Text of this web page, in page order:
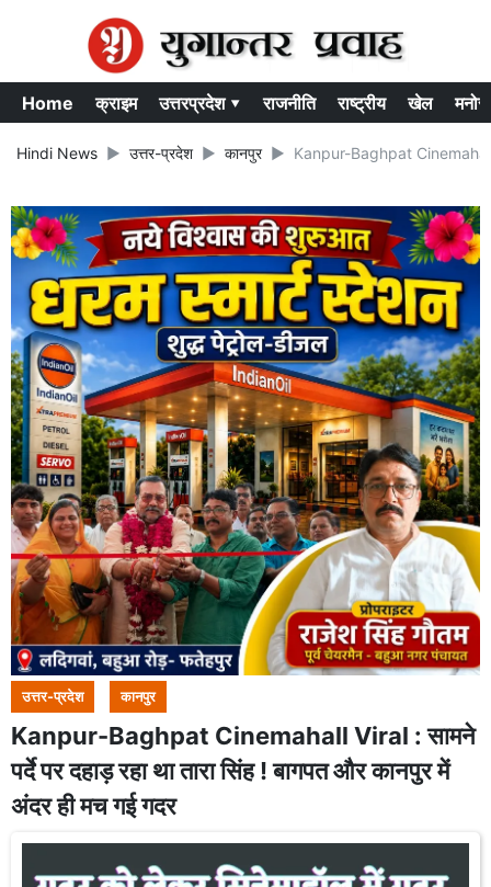
Home क्राइम उत्तरप्रदेश ▾ राजनीति राष्ट्रीय खेल
Hindi News उत्तर-प्रदेश कानपुर Kanpur-Baghpat Cinemahall
उत्तर-प्रदेश कानपुर
Kanpur-Baghpat Cinemahall Viral : सामने
पर्दे पर दहाड़ रहा था तारा सिंह ! बागपत और कानपुर में
अंदर ही मच गई गदर